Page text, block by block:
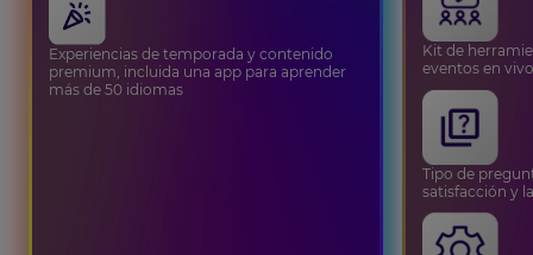
Experiencias de temporada y contenido
premium, incluida una app para aprender
más de 50 idiomas
Kit de
eventos en vivo
Tipo de
satisfacción y